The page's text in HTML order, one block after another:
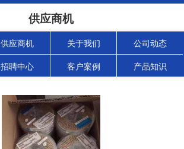
供应商机
供应商机 关于我们 公司动态
招聘中心 客户案例 产品知识